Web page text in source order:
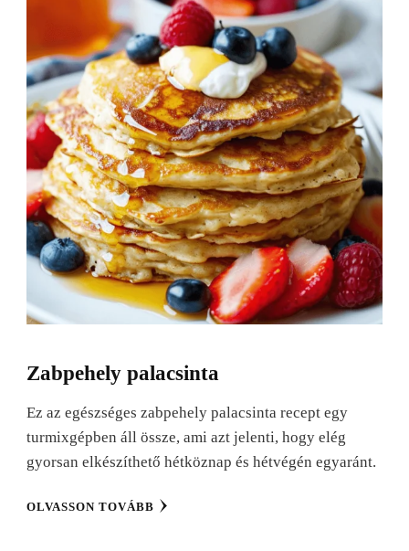
Zabpehely palacsinta
Ez az egészséges zabpehely palacsinta recept egy
turmixgépben áll össze, ami azt jelenti, hogy elég
gyorsan elkészíthető hétköznap és hétvégén egyaránt.
OLVASSON TOVÁBB